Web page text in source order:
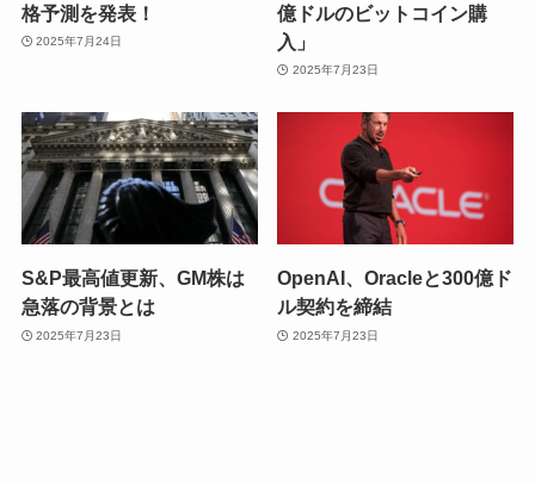
格予測を発表！
2025年7月24日
億ドルのビットコイン購
入」
2025年7月23日
S&P最高値更新、GM株は
急落の背景とは
2025年7月23日
OpenAI、Oracleと300億ド
ル契約を締結
2025年7月23日